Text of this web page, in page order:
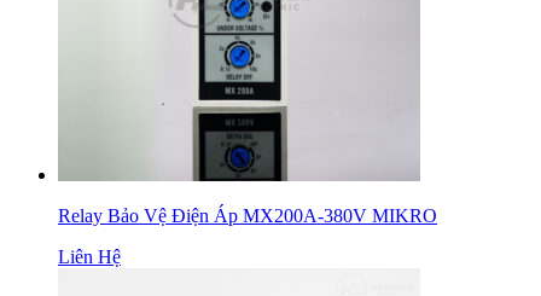
Relay Bảo Vệ Điện Áp MX200A-380V MIKRO
Liên Hệ